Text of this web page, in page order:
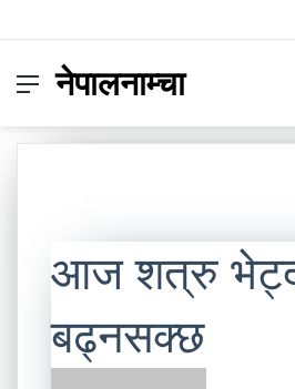
Menu
नेपालनाम्चा
आज शत्रु
बढ्नसक्छ